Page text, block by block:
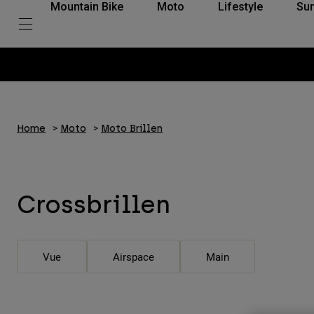
Mountain Bike Moto Lifestyle
Home Moto Moto Brillen
Crossbrillen
Vue Airspace Main